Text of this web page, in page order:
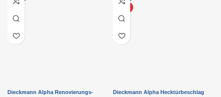
Dieckmann Alpha Renovierungs-
Dieckmann Alpha Hecktürbeschlag